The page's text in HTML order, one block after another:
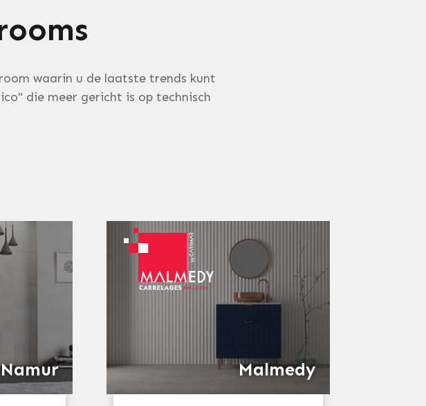
waarin u de laatste trends kunt
die meer gericht is op technisch
Namur Malmedy